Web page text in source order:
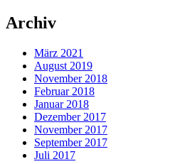
Archiv
März 2021
August 2019
November 2018
Februar 2018
Januar 2018
Dezember 2017
November 2017
September 2017
Juli 2017